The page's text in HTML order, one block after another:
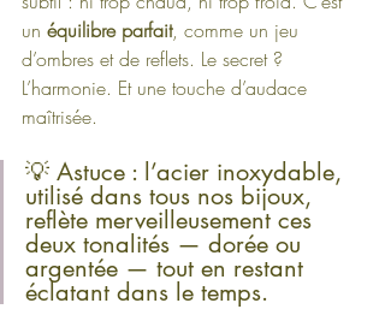
un équilibre parfait, comme un jeu
d’ombres et de reflets. Le secret ?
L’harmonie. Et une touche d’audace
maîtrisée.
💡 Astuce : l’acier inoxydable,
utilisé dans tous nos bijoux,
reflète merveilleusement ces
deux tonalités — dorée ou
argentée — tout en restant
éclatant dans le temps.